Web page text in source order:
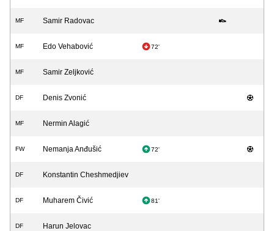
MF Samir Radovac
MF Edo Vehabović 72'
MF Samir Zeljković
DF Denis Zvonić
MF Nermin Alagić
FW Nemanja Anđušić 72'
DF Konstantin Cheshmedjiev
DF Muharem Čivić 81'
DF Harun Jelovac